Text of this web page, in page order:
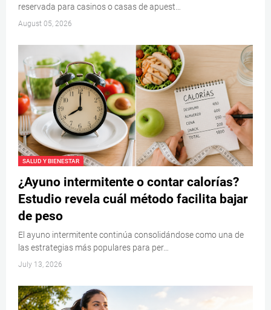
reservada para casinos o casas de apuest…
August 05, 2026
SALUD Y BIENESTAR
¿Ayuno intermitente o contar calorías?
Estudio revela cuál método facilita bajar
de peso
El ayuno intermitente continúa consolidándose como una de
las estrategias más populares para per…
July 13, 2026